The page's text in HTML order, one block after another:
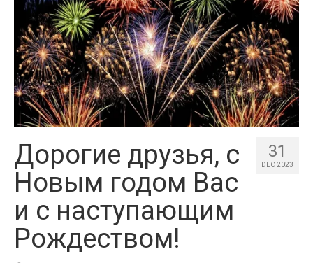
Сертификаты
Новости
Контакты
31
DEC 2023
Дорогие друзья, с
Новым годом Вас
и с наступающим
Рождеством!